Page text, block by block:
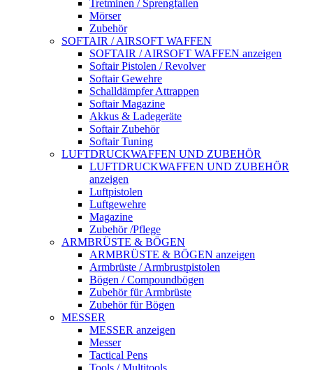
Tretminen / Sprengfallen
Mörser
Zubehör
SOFTAIR / AIRSOFT WAFFEN
SOFTAIR / AIRSOFT WAFFEN anzeigen
Softair Pistolen / Revolver
Softair Gewehre
Schalldämpfer Attrappen
Softair Magazine
Akkus & Ladegeräte
Softair Zubehör
Softair Tuning
LUFTDRUCKWAFFEN UND ZUBEHÖR
LUFTDRUCKWAFFEN UND ZUBEHÖR
anzeigen
Luftpistolen
Luftgewehre
Magazine
Zubehör /Pflege
ARMBRÜSTE & BÖGEN
ARMBRÜSTE & BÖGEN anzeigen
Armbrüste / Armbrustpistolen
Bögen / Compoundbögen
Zubehör für Armbrüste
Zubehör für Bögen
MESSER
MESSER anzeigen
Messer
Tactical Pens
Tools / Multitools